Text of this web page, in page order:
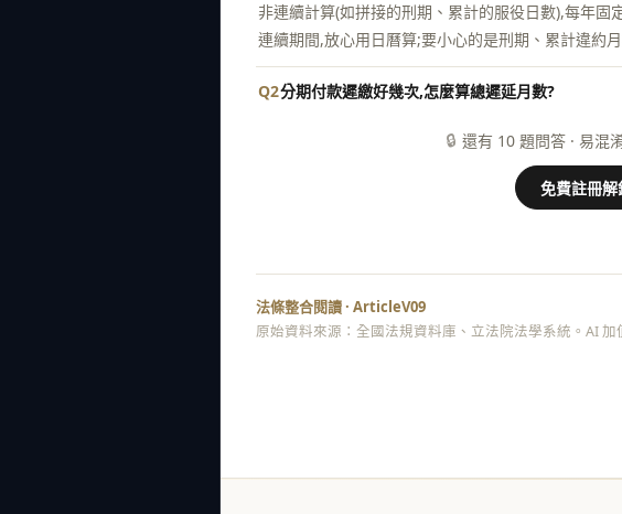
非連續計算(如拼接的刑期、累計的服役日數),每年
連續期間,放心用日曆算;要小心的是刑期、累計違約
Q2分期付款遲繳好幾次,怎麼算總遲延月數?
🔒 還有 10 題問答 · 易混
免費註冊
法條整合閱讀 · ArticleV09
原始資料來源：全國法規資料庫、立法院法學系統。AI